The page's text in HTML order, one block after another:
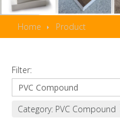
Home Product
Filter:
PVC Compound
Category: PVC Compound